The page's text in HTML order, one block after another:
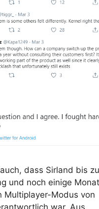
dass Sirland bis
und noch einige
Multiplayer-Modus von